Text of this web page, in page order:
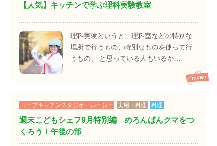
【人気】キッチンで学ぶ理科実験教室
理科実験というと、理科室などの特別な
場所で行うもの、特別なものを使って行
うもの、 と思っている人もいるか…
コープキッチンスタジオ ルーシー 実用・料理 料理
週末こどもシェフ9月特別編 めろんぱんクマをつ
くろう！午後の部